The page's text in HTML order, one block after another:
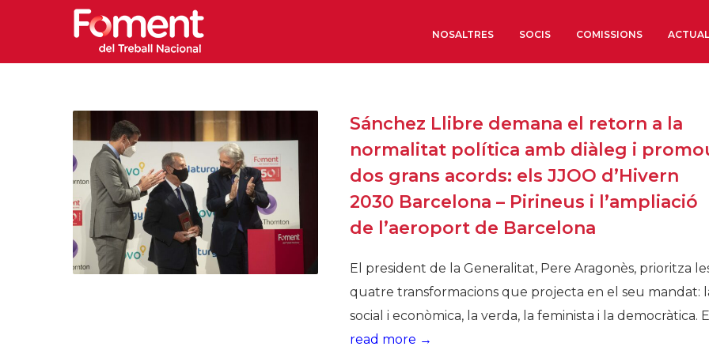
NOSALTRES
Òrgans de Govern
Òrgans Consultius
Estructura Executiva
Institut d’Estudis
Societat Barcelonesa
Organitzacions
Organitzacions
SOCIS COMISSIONS
Sánchez Llibre demana el retorn a la
normalitat política amb diàleg i
dos grans acords: els JJOO d’Hivern
2030 Barcelona – Pirineus i l’ampliació
de l’aeroport de Barcelona
El president de la Generalitat, Pere Aragonès, prioritza
quatre transformacions que projecta en el seu mandat:
social i econòmica, la verda, la feminista i la democràtica.
read more →